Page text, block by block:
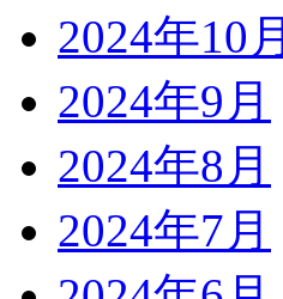
2024年10月
2024年9月
2024年8月
2024年7月